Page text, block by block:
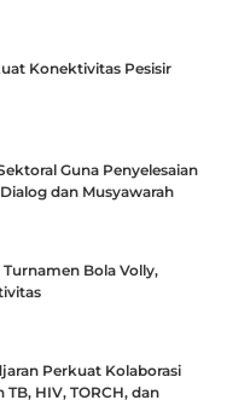
Konektivitas Pesisir
Guna Penyelesaian
dan Musyawarah
Bola Volly,
Perkuat Kolaborasi
HIV, TORCH, dan